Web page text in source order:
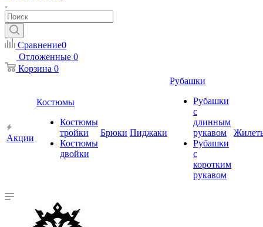
Сравнение0
Отложенные 0
Корзина 0
Акции
Костюмы
Костюмы
тройки
Костюмы
двойки
Брюки Пиджаки
Рубашки
Рубашки
с
длинным
рукавом
Рубашки
с
коротким
рукавом